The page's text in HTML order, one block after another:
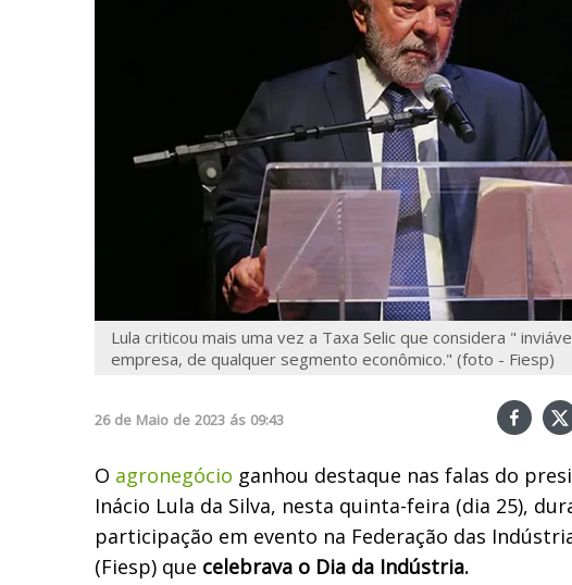
Lula criticou mais uma vez a Taxa Selic que considera "
empresa, de qualquer segmento econômico." (foto - Fiesp)
26 de Maio de 2023 ás 09:43
O agronegócio ganhou destaque nas falas do
Inácio Lula da Silva, nesta quinta-feira (dia 25),
participação em evento na Federação das
(Fiesp) que celebrava o Dia da Indústria.